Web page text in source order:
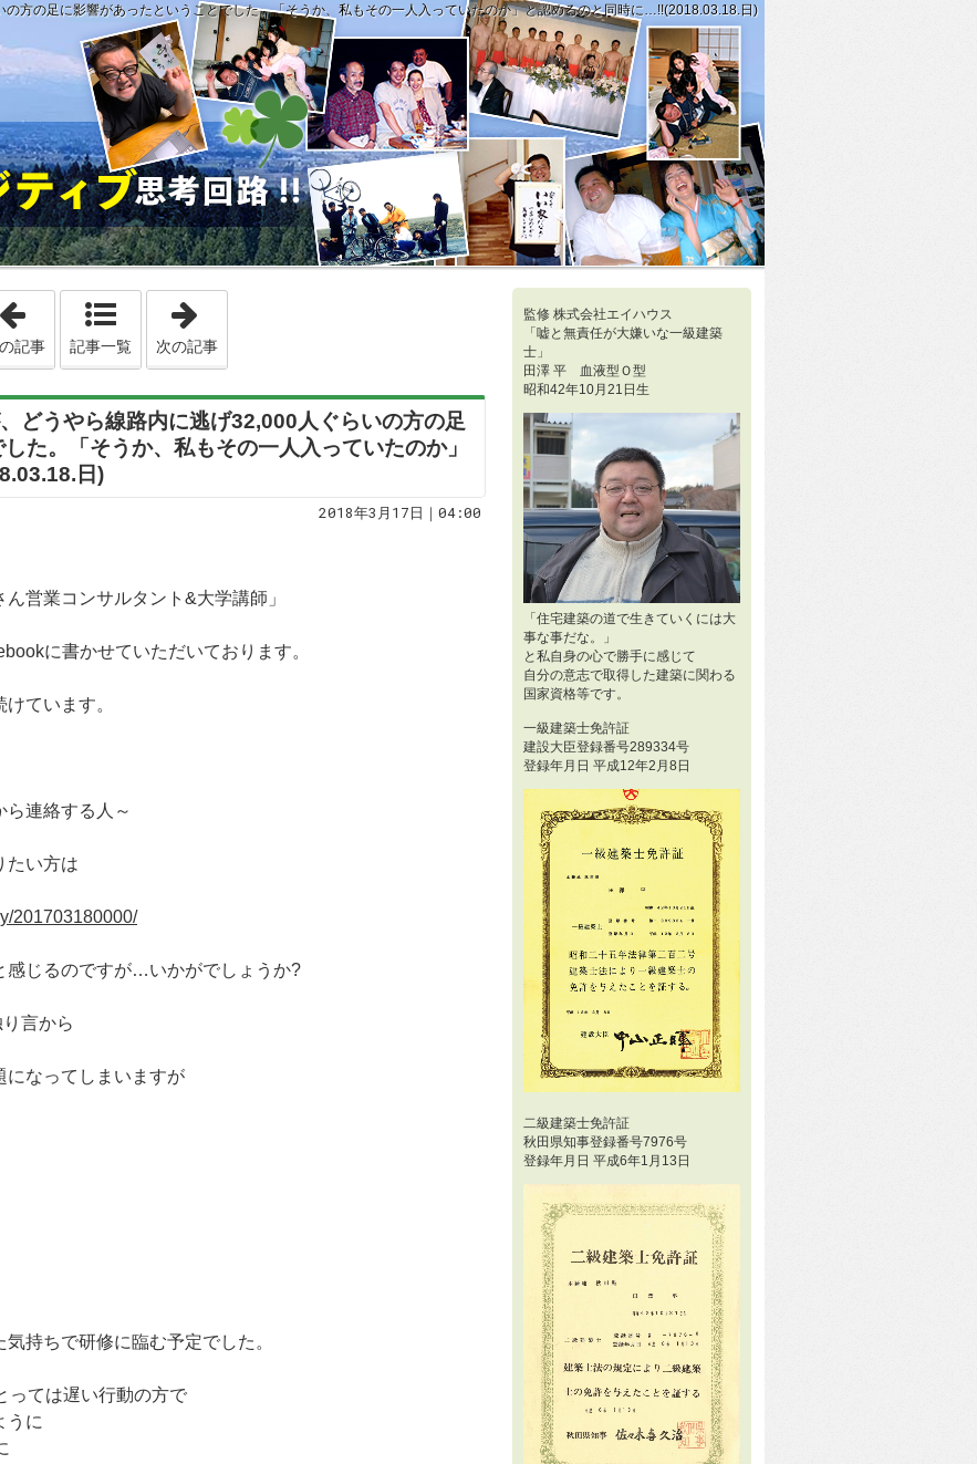
方の足に影響があったということでした。「そうか、私もその一人入っていたのか」と認めるのと同時に…!!(2018.03.18.日)
「第912回 私自身への「『興味』を抱いてもらうにはどうしたらよいのか?」とか、「最大限に自分の『魅力』を引き出すはど
記事 記事一覧 次の記事
どうやら線路内に逃げ32,000人ぐらいの方の足
た。「そうか、私もその一人入っていたのか」
日)
2018年3月17日｜04:00
営業コンサルタント&大学講師」
に書かせていただいております。
ています。
ら連絡する人～
たい方は
201703180000/
感じるのですが…いかがでしょうか?
言から
になってしまいますが
持ちで研修に臨む予定でした。
っては遅い行動の方で
うに
監修 株式会社エイハウス
「嘘と無責任が大嫌いな一級建築
士」
田澤 平 血液型Ｏ型
昭和42年10月21日生
「住宅建築の道で生きていくには大
事な事だな。」
と私自身の心で勝手に感じて
自分の意志で取得した建築に関わる
国家資格等です。
一級建築士免許証
建設大臣登録番号289334号
登録年月日 平成12年2月8日
二級建築士免許証
秋田県知事登録番号7976号
登録年月日 平成6年1月13日